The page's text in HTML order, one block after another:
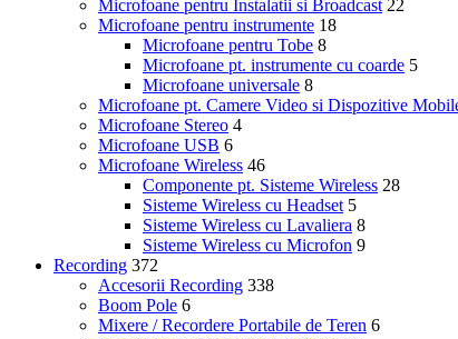
Microfoane pentru Instalatii si Broadcast 22
Microfoane pentru instrumente 18
Microfoane pentru Tobe 8
Microfoane pt. instrumente cu coarde 5
Microfoane universale 8
Microfoane pt. Camere Video si Dispozitive
Microfoane Stereo 4
Microfoane USB 6
Microfoane Wireless 46
Componente pt. Sisteme Wireless 28
Sisteme Wireless cu Headset 5
Sisteme Wireless cu Lavaliera 8
Sisteme Wireless cu Microfon 9
Recording 372
Accesorii Recording 338
Boom Pole 6
Mixere / Recordere Portabile de Teren 6